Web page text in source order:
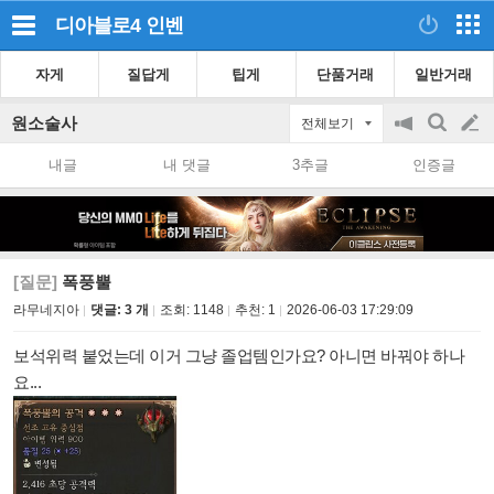
디아블로4 인벤
자게 질답게 팁게 단품거래 일반거래
원소술사 전체보기
공
on/off
검
색
글
쓰
내글 내 댓글 3추글 인증글
[질문] 폭풍뿔
라무네지아 댓글: 3 개 조회: 1148 추천: 1 2026-06-03 17:29:09
보석위력 붙었는데 이거 그냥 졸업템인가요? 아니면 바꿔야 하나
요...